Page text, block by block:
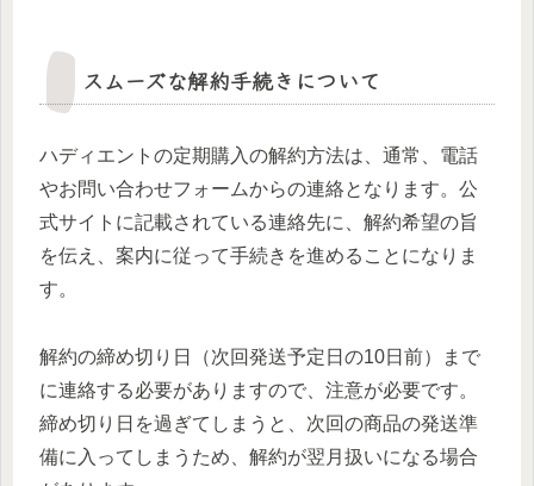
スムーズな解約手続きについて
ハディエントの定期購入の解約方法は、通常、電話
やお問い合わせフォームからの連絡となります。公
式サイトに記載されている連絡先に、解約希望の旨
を伝え、案内に従って手続きを進めることになりま
す。
解約の締め切り日（次回発送予定日の10日前）まで
に連絡する必要がありますので、注意が必要です。
締め切り日を過ぎてしまうと、次回の商品の発送準
備に入ってしまうため、解約が翌月扱いになる場合